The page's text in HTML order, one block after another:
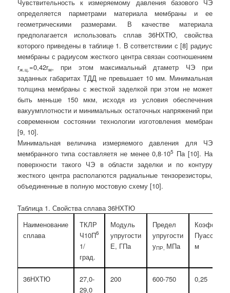
Чувствительность к измеряемому давления базового ЧЭ
определяется парметрами материала мембраны и ее
геометрическими размерами. В качестве материала
предполагается использовать сплав 36НХТЮ, свойства
которого приведены в таблице 1. В сответствиии с [8] радиус
мембраны с радиусом жесткого центра связан соотношением
rж.ц.=0,42rм, при этом максимальный дтаметр ЧЭ при
заданных габаритах ТДД не превышает 10 мм. Минимальная
толщина мембраны с жесткой заделкой при этом не может
быть меньше 150 мкм, исходя из условия обеспечения
вакуумплотности и минимальных остаточных напряжений при
современном состоянии технологии изготовления мембран
[9, 10].
Минимальная величина измеряемого давления для ЧЭ
мембранного типа составляетя не менее 0,8·105 Па [10]. На
поверхности такого ЧЭ в области заделки и по контуру
жесткого центра располагются радиальные тензорезисторы,
объединенные в полную мостовую схему [10].
Таблица 1.Свойства сплава 36НХТЮ
Наименование
сплава
ТКЛР
Ч10П6
1/
град.
Модуль
упругости
Е, ГПа
Предел
упругости
уПР, МПа
Пуассона
м
36НХТЮ
27,0-
29,0
200 600-750 0,25